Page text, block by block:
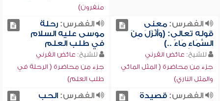
منفرون)
الفهرس:معنى
قوله تعالى: (وَأَنْزَلَ مِنَ
السَّمَاءِ مَاءً ..)
للشيخ: عائض القرني
جزء من محاضرة ( المثل المائي
والمثل الناري)
الفهرس:رحلة
موسى عليه السلام
في طلب العلم
للشيخ: عائض القرني
جزء من محاضرة ( الرحلة في
طلب العلم)
الفهرس:قصيدة
الفهرس:الحب